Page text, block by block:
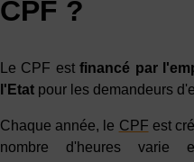
CPF ?
Le CPF estfinancé par
l'Etat pour les demandeurs
Chaque année, le CPF est
nombre d'heures varie